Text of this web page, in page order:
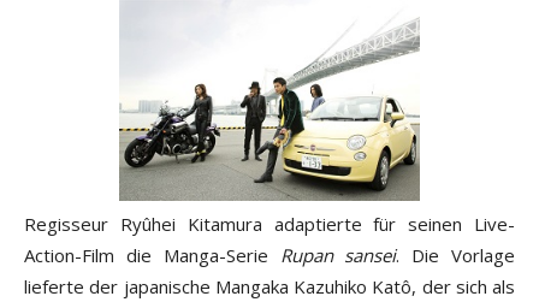
Regisseur Ryûhei Kitamura adaptierte für seinen Live-
Action-Film die Manga-Serie Rupan sansei. Die Vorlage
lieferte der japanische Mangaka Kazuhiko Katô, der sich als